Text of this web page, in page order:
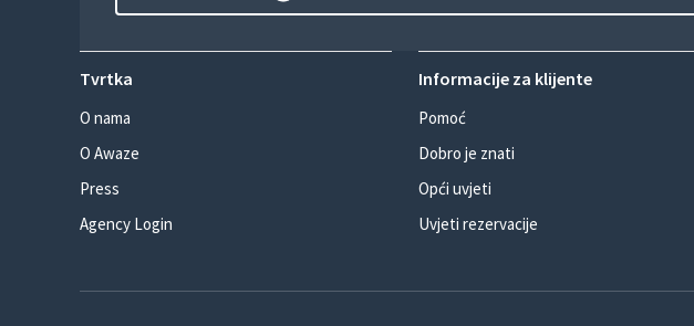
Tvrtka
O nama
O Awaze
Press
Agency Login
Informacije za klijente
Pomoć
Dobro je znati
Opći uvjeti
Uvjeti rezervacije